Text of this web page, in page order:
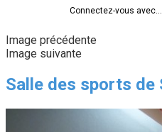
Connectez-vous avec...
Image précédente
Image suivante
Salle des sports